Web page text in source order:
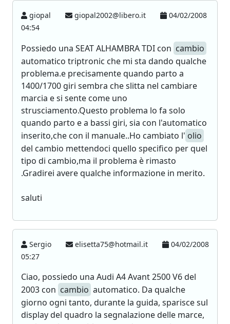
giopal giopal2002@libero.it
04/02/2008
04:54
Possiedo una SEAT ALHAMBRA TDI con cambio
automatico triptronic che mi sta dando qualche
problema.e precisamente quando parto a
1400/1700 giri sembra che slitta nel cambiare
marcia e si sente come uno
strusciamento.Questo problema lo fa solo
quando parto e a bassi giri, sia con l'automatico
inserito,che con il manuale..Ho cambiato l' olio
del cambio mettendoci quello specifico per quel
tipo di cambio,ma il problema è rimasto
.Gradirei avere qualche informazione in merito.
saluti
Sergio elisetta75@hotmail.it
04/02/2008
05:27
Ciao, possiedo una Audi A4 Avant 2500 V6 del
2003 con cambio automatico. Da qualche
giorno ogni tanto, durante la guida, sparisce sul
display del quadro la segnalazione delle marce,